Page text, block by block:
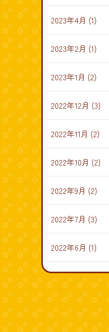
2023年4月 (1)
2023年2月 (1)
2023年1月 (2)
2022年12月 (3)
2022年11月 (2)
2022年10月 (2)
2022年9月 (2)
2022年7月 (3)
2022年6月 (1)